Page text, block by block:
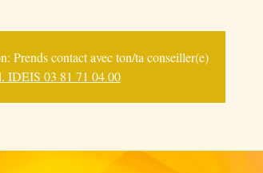
Prends contact avec ton/ta conseiller(e)
IDEIS 03 81 71 04 00